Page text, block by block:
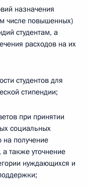
назначения
числе повышенных)
студентам, а
расходов на их
студентов для
стипендии;
при принятии
социальных
получение
также уточнение
нуждающихся и